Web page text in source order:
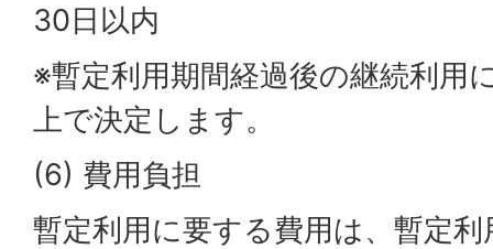
30日以内
※暫定利用期間経過後の継続利用
上で決定します。
(6) 費用負担
暫定利用に要する費用は、暫定